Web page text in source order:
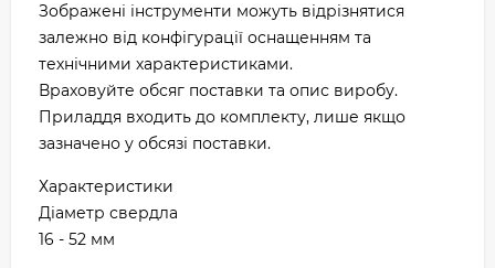
Зображені інструменти можуть відрізнятися
залежно від конфігурації оснащенням та
технічними характеристиками.
Враховуйте обсяг поставки та опис виробу.
Приладдя входить до комплекту, лише якщо
зазначено у обсязі поставки.
Характеристики
Діаметр свердла
16 - 52 мм